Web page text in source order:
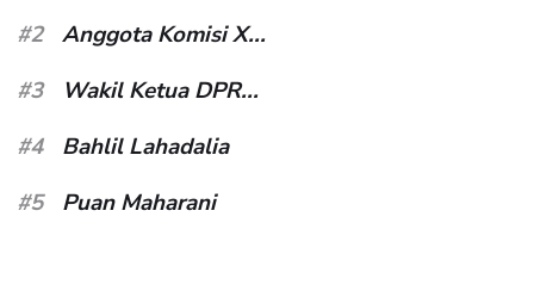
#2
Anggota Komisi X...
#3
Wakil Ketua DPR...
#4
Bahlil Lahadalia
#5
Puan Maharani